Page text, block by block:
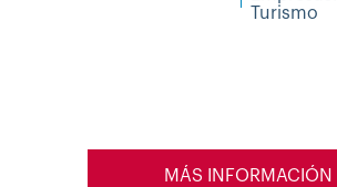
Turismo
MÁS INFORMACIÓN